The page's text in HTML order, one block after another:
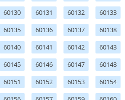
60130 60131 60132
60133
60135 60136 60137
60138
60140 60141 60142
60143
60145 60146 60147
60148
60151 60152 60153
60154